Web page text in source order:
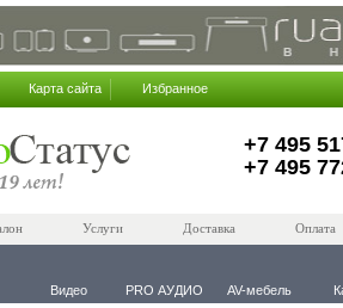
Карта сайта Избранное
+7 495
+7 495
Услуги Доставка Оплата
Видео PRO АУДИО AV-мебель